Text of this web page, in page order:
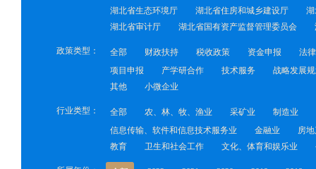
湖北省生态环境厅
湖北省住房和城乡建设厅
湖北省审计厅
湖北省国有资产监督管理委员会
政策类型： 全部 财政扶持 税收政策 资金申报
法
项目申报
产学研合作 技术服务
战略发展
其他
小微企业
行业类型： 全部 农、林、牧、渔业 采矿业
制造业
信息传输、软件和信息技术服务业
金融业
房
教育
卫生和社会工作 文化、体育和娱乐业